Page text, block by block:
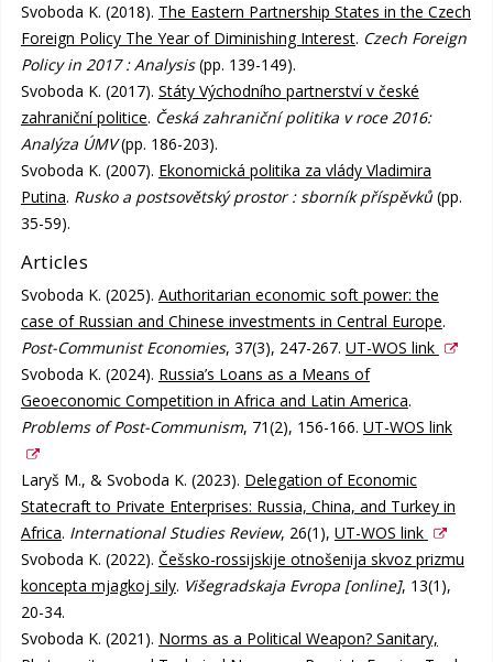
Svoboda K. (2018). The Eastern Partnership States in the Czech
Foreign Policy The Year of Diminishing Interest. Czech Foreign
Policy in 2017 : Analysis(pp. 139-149).
Svoboda K. (2017). Státy Východního partnerství v české
zahraniční politice. Česká zahraniční politika v roce 2016:
Analýza ÚMV(pp. 186-203).
Svoboda K. (2007). Ekonomická politika za vlády Vladimira
Putina. Rusko a postsovětský prostor : sborník příspěvků(pp.
35-59).
Articles
Svoboda K. (2025). Authoritarian economic soft power: the
case of Russian and Chinese investments in Central Europe.
Post-Communist Economies, 37(3), 247-267. UT-WOS link
Svoboda K. (2024). Russia’s Loans as a Means of
Geoeconomic Competition in Africa and Latin America.
Problems of Post-Communism, 71(2), 156-166. UT-WOS link
Laryš M., & Svoboda K. (2023). Delegation of Economic
Statecraft to Private Enterprises: Russia, China, and Turkey in
Africa. International Studies Review, 26(1), UT-WOS link
Svoboda K. (2022). Češsko-rossijskije otnošenija skvoz prizmu
koncepta mjagkoj sily. Višegradskaja Evropa [online], 13(1),
20-34.
Svoboda K. (2021). Norms as a Political Weapon? Sanitary,